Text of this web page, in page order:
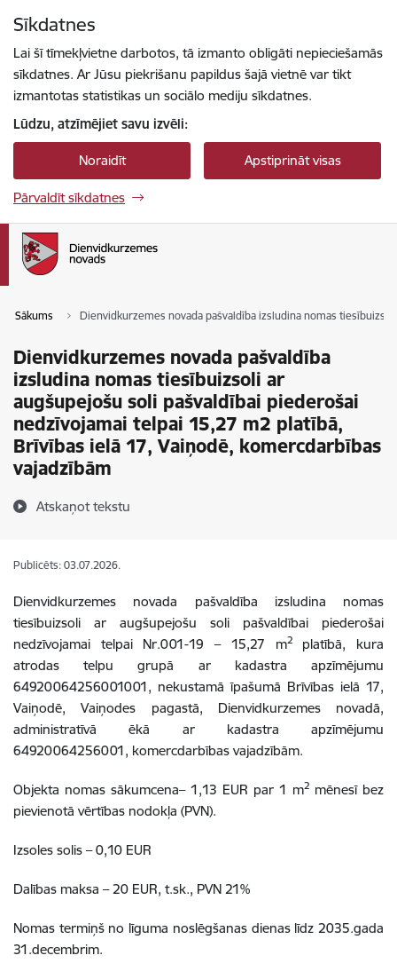
Sīkdatnes
Lai šī tīmekļvietne darbotos, tā izmanto obligāti nepieciešamās
sīkdatnes. Ar Jūsu piekrišanu papildus šajā vietnē var tikt
izmantotas statistikas un sociālo mediju sīkdatnes.
Lūdzu, atzīmējiet savu izvēli:
Noraidīt Apstiprināt visas
Pārvaldīt sīkdatnes
Sākums Dienvidkurzemes novada pašvaldība izsludina nomas
Dienvidkurzemes novada pašvaldība
izsludina nomas tiesībuizsoli ar
augšupejošu soli pašvaldībai piederošai
nedzīvojamai telpai 15,27 m2 platībā,
Brīvības ielā 17, Vaiņodē, komercdarbības
vajadzībām
Atskaņot tekstu
Publicēts: 03.07.2026.
Dienvidkurzemes novada pašvaldība izsludina nomas
tiesībuizsoli ar augšupejošu soli pašvaldībai piederošai
nedzīvojamai telpai Nr.001-19 – 15,27 m2platībā, kura
atrodas telpu grupā ar kadastra apzīmējumu
64920064256001001, nekustamā īpašumā Brīvības ielā 17,
Vaiņodē, Vaiņodes pagastā, Dienvidkurzemes novadā,
administratīvā ēkā ar kadastra apzīmējumu
64920064256001, komercdarbības vajadzībām.
Objekta nomas sākumcena– 1,13 EUR par 1 m2 mēnesī bez
pievienotā vērtības nodokļa (PVN).
Izsoles solis – 0,10 EUR
Dalības maksa – 20 EUR, t.sk., PVN 21%
Nomas termiņš no līguma noslēgšanas dienas līdz 2035.gada
31.decembrim.